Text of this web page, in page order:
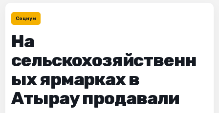
Социум
На
сельскохозяйственн
ых ярмарках в
Атырау продавали